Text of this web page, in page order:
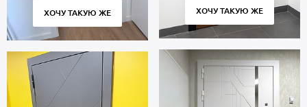
ХОЧУ ТАКУЮ ЖЕ ХОЧУ ТАКУЮ ЖЕ